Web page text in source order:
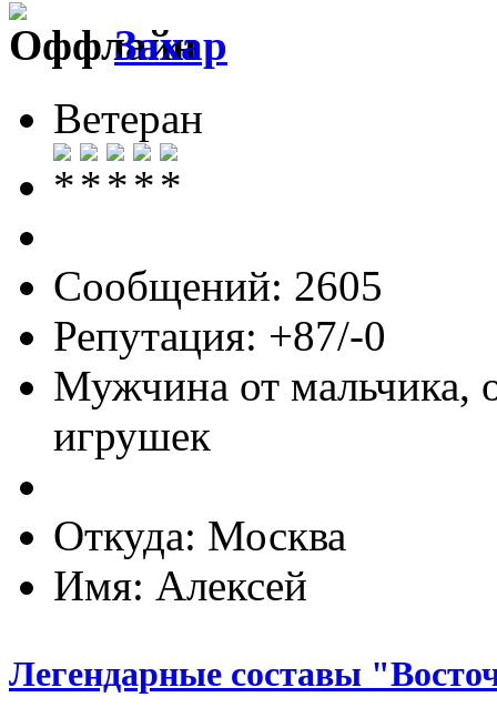
Захар
Ветеран
Сообщений: 2605
Репутация: +87/-0
Мужчина от мальчика,
игрушек
Откуда: Москва
Имя: Алексей
Легендарные составы